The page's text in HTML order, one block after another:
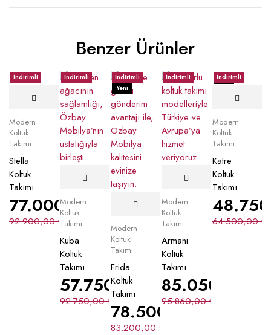
Benzer Ürünler
İndirimli
Modern
Koltuk
Takımı
Stella
Koltuk
Takımı
92.900,00₺
77.000,00
İndirimli
Modern
Koltuk
Takımı
Kuba
Koltuk
Takımı
92.750,00₺
57.750,00
İndirimli
Yeni
Modern
Koltuk
Takımı
Frida
Koltuk
Takımı
83.200,00₺
78.500,00₺
İndirimli
Modern
Koltuk
Takımı
Armani
Koltuk
Takımı
95.860,00₺
85.050,00
İndirimli
Modern
Koltuk
Takımı
Katre
Koltuk
Takımı
64.500,00₺